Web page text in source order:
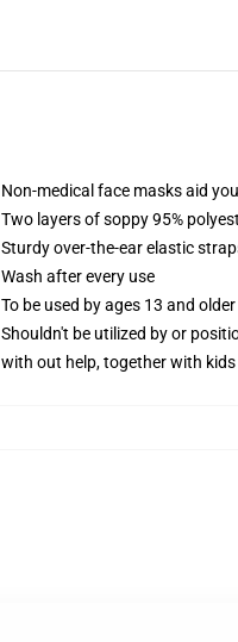
Non-medical face masks aid
Two layers of soppy 95%
Sturdy over-the-ear elastic
Wash after every use
To be used by ages 13 and
Shouldn't be utilized by or
with out help, together with